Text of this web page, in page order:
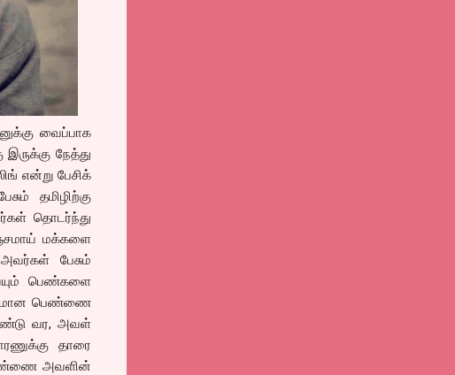
வைப்பாக
இருக்கு நேத்து
என்று பேசிக்
தமிழிற்கு
தொடர்ந்து
மக்களை
பேசும்
பெண்களை
பெண்ணை
வர, அவள்
தாரை
அவளின்